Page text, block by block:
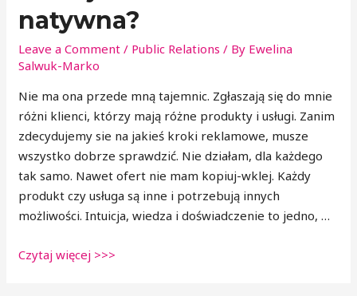
natywna?
Leave a Comment / Public Relations / By Ewelina
Salwuk-Marko
Nie ma ona przede mną tajemnic. Zgłaszają się do mnie
różni klienci, którzy mają różne produkty i usługi. Zanim
zdecydujemy sie na jakieś kroki reklamowe, musze
wszystko dobrze sprawdzić. Nie działam, dla każdego
tak samo. Nawet ofert nie mam kopiuj-wklej. Każdy
produkt czy usługa są inne i potrzebują innych
możliwości. Intuicja, wiedza i doświadczenie to jedno, …
Czytaj więcej >>>